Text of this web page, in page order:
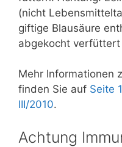
(nicht
giftige Blausäure
abgekocht
Mehr Informationen
finden Sie auf Seite
III/2010.
Achtung